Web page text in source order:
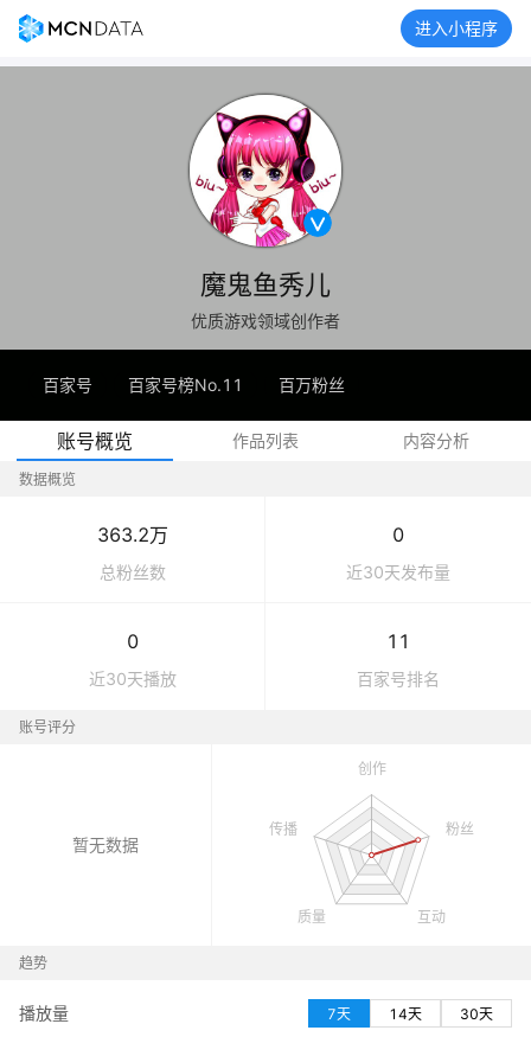
进入小程序
魔鬼鱼秀儿
优质游戏领域创作者
百家号 百家号榜No.11 百万粉丝
账号概览 作品列表 内容分析
数据概览
363.2万
总粉丝数
0
近30天发布量
0
近30天播放
11
百家号排名
账号评分
暂无数据
趋势
播放量 7天 14天 30天